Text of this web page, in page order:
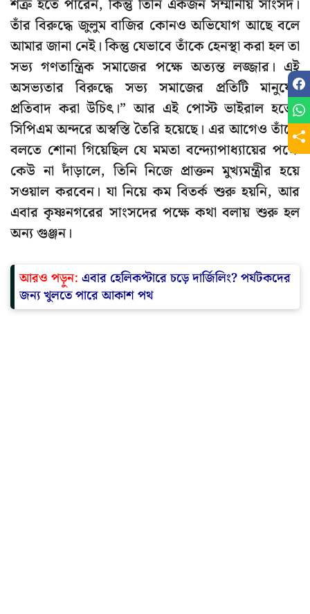
শত্রু হতে পারেন, কিন্তু তিনি একজন সম্মানীয় সাংসদ।
তাঁর বিরুদ্ধে জুলুম বাজির কোনও অভিযোগ আছে বলে
আমার জানা নেই। কিন্তু যেভাবে তাঁকে হেনস্থা করা হল তা
সভ‍্য গণতান্ত্রিক সমাজের পক্ষে অত্যন্ত লজ্জার। এই
অসভ্যতার বিরুদ্ধে সভ্য সমাজের প্রতিটি মানুষের
প্রতিবাদ করা উচিৎ।” আর এই পোস্ট ভাইরাল হতেই
সিপিএম অন্দরে অস্বস্তি তৈরি হয়েছে। এর আগেও তাঁকে
বলতে শোনা গিয়েছিল যে মমতা বন্দ্যোপাধ্যায়ের পক্ষে
কেউ না দাঁড়ালে, তিনি নিজে প্রাক্তন মুখ্যমন্ত্রীর হয়ে
সওয়াল করবেন। যা নিয়ে কম বিতর্ক শুরু হয়নি, আর
এবার কৃষ্ণনগরের সাংসদের পক্ষে কথা বলায় শুরু হল
অন্য গুঞ্জন।
আরও পড়ুন: এবার হেলিকপ্টারে চড়ে দার্জিলিং? পর্যটকদের
জন্য খুলতে পারে আকাশ পথ